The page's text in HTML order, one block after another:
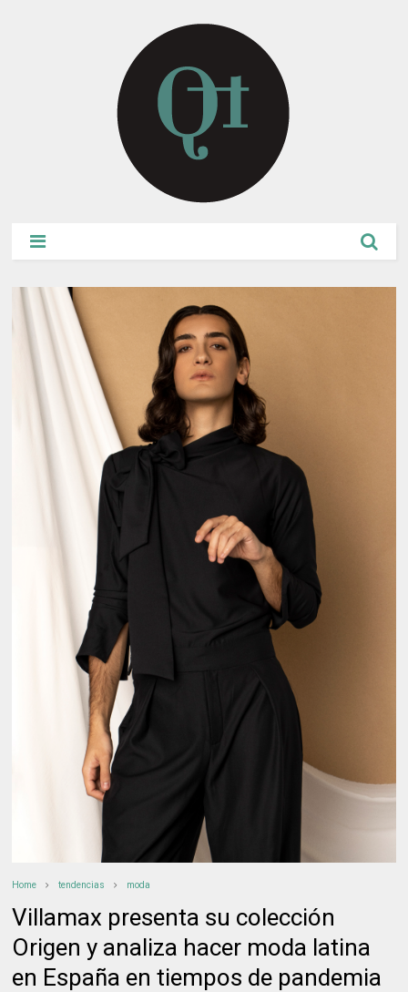
Home tendencias moda
Villamax presenta su colección
Origen y analiza hacer moda latina
en España en tiempos de pandemia